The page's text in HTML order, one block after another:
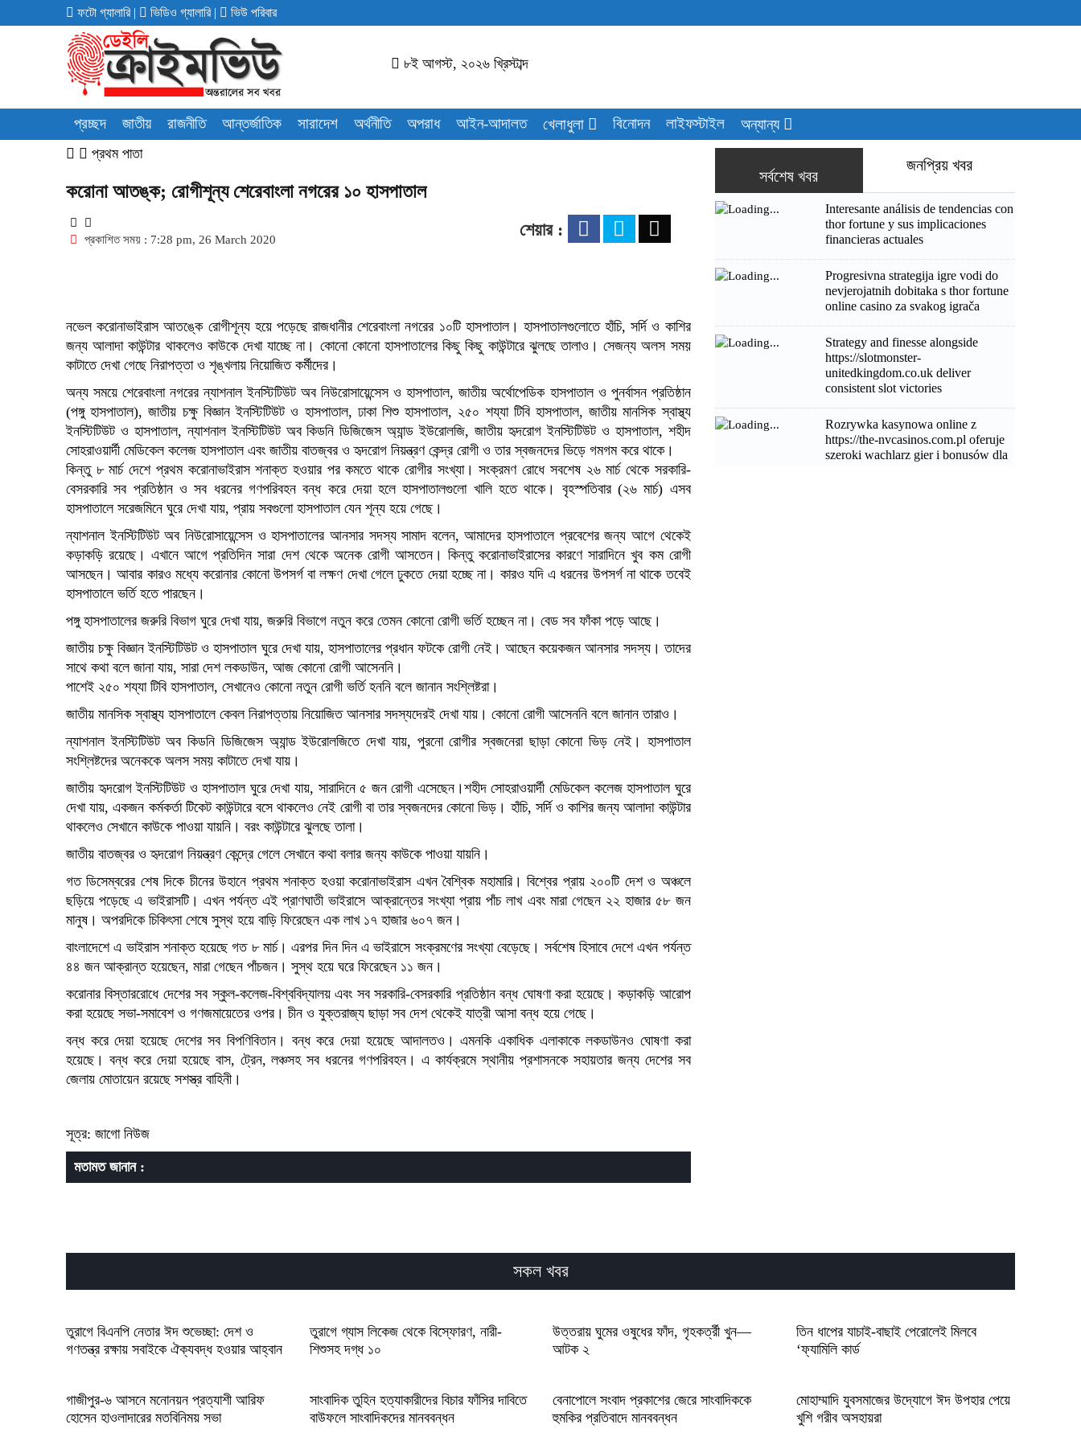
ফটো গ্যালারি | ভিডিও গ্যালারি | ভিউ পরিবার
৮ই আগস্ট, ২০২৬ খ্রিস্টাব্দ
প্রচ্ছদ জাতীয় রাজনীতি আন্তর্জাতিক সারাদেশ অর্থনীতি অপরাধ আইন-আদালত খেলাধুলা বিনোদন লাইফস্টাইল অন্যান্য
প্রথম পাতা
করোনা আতঙ্ক; রোগীশূন্য শেরেবাংলা নগরের ১০ হাসপাতাল
প্রকাশিত সময় : 7:28 pm, 26 March 2020 শেয়ার :
নভেল করোনাভাইরাস আতঙ্কে রোগীশূন্য হয়ে পড়েছে রাজধানীর শেরেবাংলা নগরের ১০টি হাসপাতাল। হাসপাতালগুলোতে হাঁচি, সর্দি ও কাশির
জন্য আলাদা কাউন্টার থাকলেও কাউকে দেখা যাচ্ছে না। কোনো কোনো হাসপাতালের কিছু কিছু কাউন্টারে ঝুলছে তালাও। সেজন্য অলস সময়
কাটাতে দেখা গেছে নিরাপত্তা ও শৃঙ্খলায় নিয়োজিত কর্মীদের।
অন্য সময়ে শেরেবাংলা নগরের ন্যাশনাল ইনস্টিটিউট অব নিউরোসায়েন্সেস ও হাসপাতাল, জাতীয় অর্থোপেডিক হাসপাতাল ও পুনর্বাসন প্রতিষ্ঠান
(পঙ্গু হাসপাতাল), জাতীয় চক্ষু বিজ্ঞান ইনস্টিটিউট ও হাসপাতাল, ঢাকা শিশু হাসপাতাল, ২৫০ শয্যা টিবি হাসপাতাল, জাতীয় মানসিক স্বাস্থ্য
ইনস্টিটিউট ও হাসপাতাল, ন্যাশনাল ইনস্টিটিউট অব কিডনি ডিজিজেস অ্যান্ড ইউরোলজি, জাতীয় হৃদরোগ ইনস্টিটিউট ও হাসপাতাল, শহীদ
সোহরাওয়ার্দী মেডিকেল কলেজ হাসপাতাল এবং জাতীয় বাতজ্বর ও হৃদরোগ নিয়ন্ত্রণ কেন্দ্র রোগী ও তার স্বজনদের ভিড়ে গমগম করে থাকে।
কিন্তু ৮ মার্চ দেশে প্রথম করোনাভাইরাস শনাক্ত হওয়ার পর কমতে থাকে রোগীর সংখ্যা। সংক্রমণ রোধে সবশেষ ২৬ মার্চ থেকে সরকারি-
বেসরকারি সব প্রতিষ্ঠান ও সব ধরনের গণপরিবহন বন্ধ করে দেয়া হলে হাসপাতালগুলো খালি হতে থাকে। বৃহস্পতিবার (২৬ মার্চ) এসব
হাসপাতালে সরেজমিনে ঘুরে দেখা যায়, প্রায় সবগুলো হাসপাতাল যেন শূন্য হয়ে গেছে।
ন্যাশনাল ইনস্টিটিউট অব নিউরোসায়েন্সেস ও হাসপাতালের আনসার সদস্য সামাদ বলেন, আমাদের হাসপাতালে প্রবেশের জন্য আগে থেকেই
কড়াকড়ি রয়েছে। এখানে আগে প্রতিদিন সারা দেশ থেকে অনেক রোগী আসতেন। কিন্তু করোনাভাইরাসের কারণে সারাদিনে খুব কম রোগী
আসছেন। আবার কারও মধ্যে করোনার কোনো উপসর্গ বা লক্ষণ দেখা গেলে ঢুকতে দেয়া হচ্ছে না। কারও যদি এ ধরনের উপসর্গ না থাকে তবেই
হাসপাতালে ভর্তি হতে পারছেন।
পঙ্গু হাসপাতালের জরুরি বিভাগ ঘুরে দেখা যায়, জরুরি বিভাগে নতুন করে তেমন কোনো রোগী ভর্তি হচ্ছেন না। বেড সব ফাঁকা পড়ে আছে।
জাতীয় চক্ষু বিজ্ঞান ইনস্টিটিউট ও হাসপাতাল ঘুরে দেখা যায়, হাসপাতালের প্রধান ফটকে রোগী নেই। আছেন কয়েকজন আনসার সদস্য। তাদের
সাথে কথা বলে জানা যায়, সারা দেশ লকডাউন, আজ কোনো রোগী আসেননি।
পাশেই ২৫০ শয্যা টিবি হাসপাতাল, সেখানেও কোনো নতুন রোগী ভর্তি হননি বলে জানান সংশ্লিষ্টরা।
জাতীয় মানসিক স্বাস্থ্য হাসপাতালে কেবল নিরাপত্তায় নিয়োজিত আনসার সদস্যদেরই দেখা যায়। কোনো রোগী আসেননি বলে জানান তারাও।
ন্যাশনাল ইনস্টিটিউট অব কিডনি ডিজিজেস অ্যান্ড ইউরোলজিতে দেখা যায়, পুরনো রোগীর স্বজনেরা ছাড়া কোনো ভিড় নেই। হাসপাতাল
সংশ্লিষ্টদের অনেককে অলস সময় কাটাতে দেখা যায়।
জাতীয় হৃদরোগ ইনস্টিটিউট ও হাসপাতাল ঘুরে দেখা যায়, সারাদিনে ৫ জন রোগী এসেছেন।শহীদ সোহরাওয়ার্দী মেডিকেল কলেজ হাসপাতাল ঘুরে
দেখা যায়, একজন কর্মকর্তা টিকেট কাউন্টারে বসে থাকলেও নেই রোগী বা তার স্বজনদের কোনো ভিড়। হাঁচি, সর্দি ও কাশির জন্য আলাদা কাউন্টার
থাকলেও সেখানে কাউকে পাওয়া যায়নি। বরং কাউন্টারে ঝুলছে তালা।
জাতীয় বাতজ্বর ও হৃদরোগ নিয়ন্ত্রণ কেন্দ্রে গেলে সেখানে কথা বলার জন্য কাউকে পাওয়া যায়নি।
গত ডিসেম্বরের শেষ দিকে চীনের উহানে প্রথম শনাক্ত হওয়া করোনাভাইরাস এখন বৈশ্বিক মহামারি। বিশ্বের প্রায় ২০০টি দেশ ও অঞ্চলে
ছড়িয়ে পড়েছে এ ভাইরাসটি। এখন পর্যন্ত এই প্রাণঘাতী ভাইরাসে আক্রান্তের সংখ্যা প্রায় পাঁচ লাখ এবং মারা গেছেন ২২ হাজার ৫৮ জন
মানুষ। অপরদিকে চিকিৎসা শেষে সুস্থ হয়ে বাড়ি ফিরেছেন এক লাখ ১৭ হাজার ৬০৭ জন।
বাংলাদেশে এ ভাইরাস শনাক্ত হয়েছে গত ৮ মার্চ। এরপর দিন দিন এ ভাইরাসে সংক্রমণের সংখ্যা বেড়েছে। সর্বশেষ হিসাবে দেশে এখন পর্যন্ত
৪৪ জন আক্রান্ত হয়েছেন, মারা গেছেন পাঁচজন। সুস্থ হয়ে ঘরে ফিরেছেন ১১ জন।
করোনার বিস্তাররোধে দেশের সব স্কুল-কলেজ-বিশ্ববিদ্যালয় এবং সব সরকারি-বেসরকারি প্রতিষ্ঠান বন্ধ ঘোষণা করা হয়েছে। কড়াকড়ি আরোপ
করা হয়েছে সভা-সমাবেশ ও গণজমায়েতের ওপর। চীন ও যুক্তরাজ্য ছাড়া সব দেশ থেকেই যাত্রী আসা বন্ধ হয়ে গেছে।
বন্ধ করে দেয়া হয়েছে দেশের সব বিপণিবিতান। বন্ধ করে দেয়া হয়েছে আদালতও। এমনকি একাধিক এলাকাকে লকডাউনও ঘোষণা করা
হয়েছে। বন্ধ করে দেয়া হয়েছে বাস, ট্রেন, লঞ্চসহ সব ধরনের গণপরিবহন। এ কার্যক্রমে স্থানীয় প্রশাসনকে সহায়তার জন্য দেশের সব
জেলায় মোতায়েন রয়েছে সশস্ত্র বাহিনী।
সূত্র: জাগো নিউজ
মতামত জানান :
সর্বশেষ খবর
জনপ্রিয় খবর
Interesante análisis de tendencias con
thor fortune y sus implicaciones
financieras actuales
Progresivna strategija igre vodi do
nevjerojatnih dobitaka s thor fortune
online casino za svakog igrača
Strategy and finesse alongside
https://slotmonster-
unitedkingdom.co.uk deliver
consistent slot victories
Rozrywka kasynowa online z
https://the-nvcasinos.com.pl oferuje
szeroki wachlarz gier i bonusów dla
সকল খবর
তুরাগে বিএনপি নেতার ঈদ শুভেচ্ছা: দেশ ও
গণতন্ত্র রক্ষায় সবাইকে ঐক্যবদ্ধ হওয়ার আহ্বান
তুরাগে গ্যাস লিকেজ থেকে বিস্ফোরণ, নারী-
শিশুসহ দগ্ধ ১০
উত্তরায় ঘুমের ওষুধের ফাঁদ, গৃহকর্ত্রী খুন—
আটক ২
তিন ধাপের যাচাই-বাছাই পেরোলেই মিলবে
‘ফ্যামিলি কার্ড
গাজীপুর-৬ আসনে মনোনয়ন প্রত্যাশী আরিফ
হোসেন হাওলাদারের মতবিনিময় সভা
সাংবাদিক তুহিন হত্যাকারীদের বিচার ফাঁসির দাবিতে
বাউফলে সাংবাদিকদের মানববন্ধন
বেনাপোলে সংবাদ প্রকাশের জেরে সাংবাদিককে
হুমকির প্রতিবাদে মানববন্ধন
মোহাম্মাদি যুবসমাজের উদ্যোগে ঈদ উপহার পেয়ে
খুশি গরীব অসহায়রা